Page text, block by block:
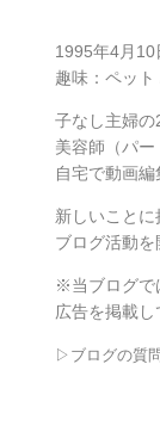
1995年4月10
趣味：ペッ
子なし主婦の
美容師（パー
自宅で動画編
新しいこと
ブログ活動を
※当ブログで
広告を掲載し
▷ブログの質